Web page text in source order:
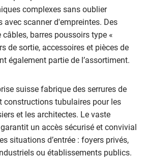
complexes sans oublier
avec scanner d'empreintes. Des
barres poussoirs type «
de sortie, accessoires et pièces de
également partie de l’assortiment.
suisse fabrique des serrures de
constructions tubulaires pour les
et les architectes. Le vaste
un accès sécurisé et convivial
situations d’entrée : foyers privés,
ou établissements publics.